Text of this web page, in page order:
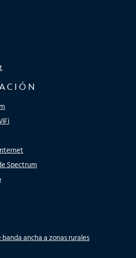
Spectrum
ancha a zonas rurales